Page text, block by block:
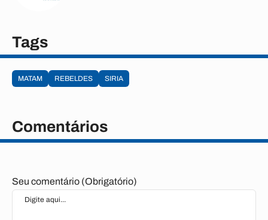
Tags
MATAM REBELDES SIRIA
Comentários
Seu comentário (Obrigatório)